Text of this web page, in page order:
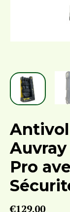
Pro
€129.00